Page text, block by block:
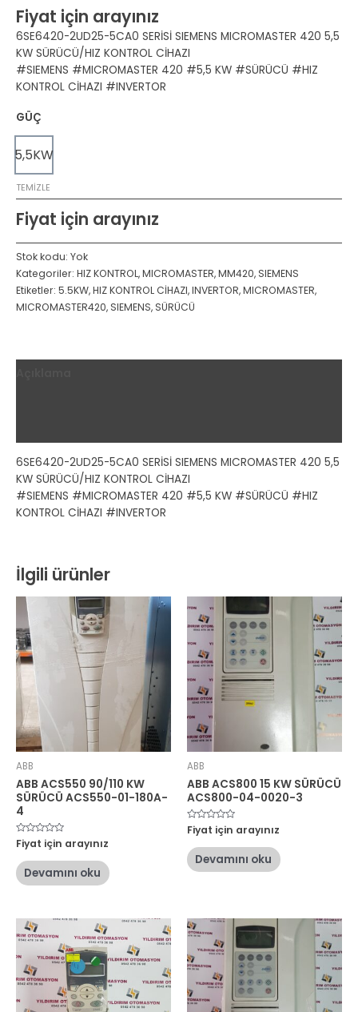
Fiyat için arayınız
6SE6420-2UD25-5CA0 SERİSİ SIEMENS MICROMASTER 420 5,5
KW SÜRÜCÜ/HIZ KONTROL CİHAZI
#SIEMENS #MICROMASTER 420 #5,5 KW #SÜRÜCÜ #HIZ
KONTROL CİHAZI #INVERTOR
GÜÇ
5,5KW
TEMIZLE
Fiyat için arayınız
Stok kodu: Yok
Kategoriler: HIZ KONTROL,MICROMASTER,MM420, SIEMENS
Etiketler: 5.5KW,HIZ KONTROL CİHAZI,INVERTOR,MICROMASTER,
MICROMASTER420, SIEMENS, SÜRÜCÜ
6SE6420-2UD25-5CA0 SERİSİ SIEMENS MICROMASTER 420 5,5
KW SÜRÜCÜ/HIZ KONTROL CİHAZI
#SIEMENS #MICROMASTER 420 #5,5 KW #SÜRÜCÜ #HIZ
KONTROL CİHAZI #INVERTOR
İlgili ürünler
ABB
ABB ACS550 90/110 KW
SÜRÜCÜ ACS550-01-180A-
4
5
üzerinden
oy
aldı
Fiyat için arayınız
Devamını oku
ABB
ABB ACS800 15 KW SÜRÜCÜ
ACS800-04-0020-3
5
üzerinden
oy
aldı
Fiyat için arayınız
Devamını oku